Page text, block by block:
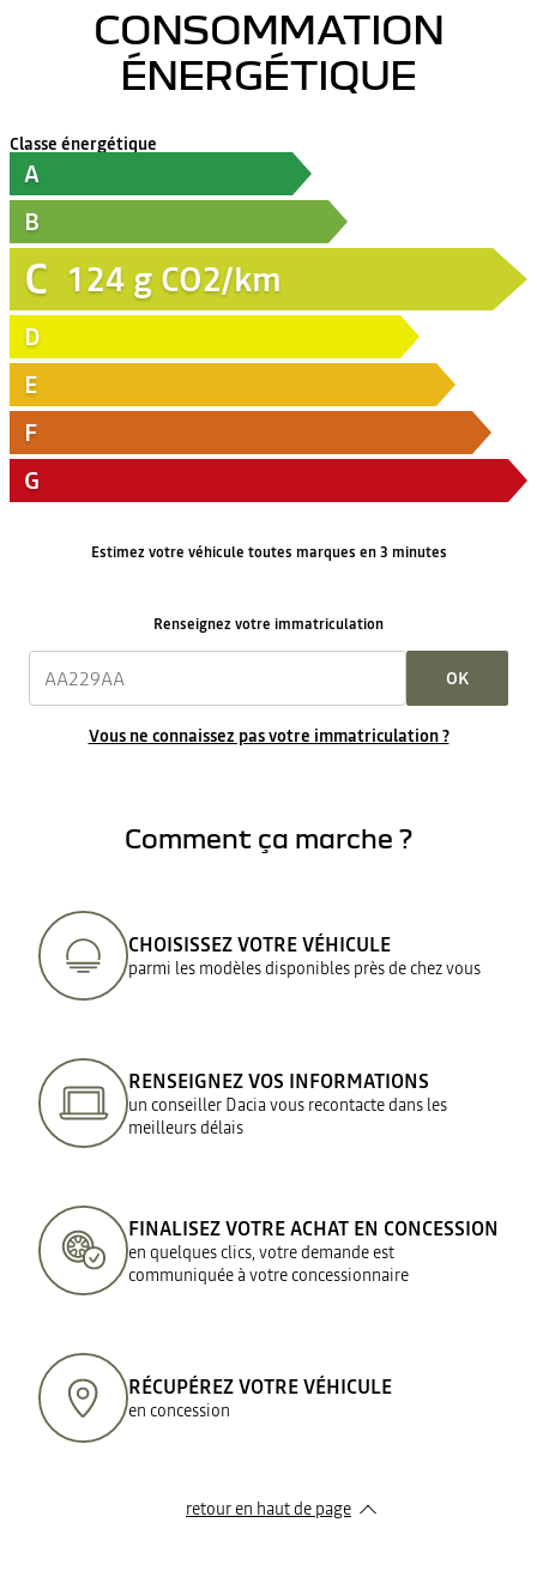
CONSOMMATION
ÉNERGÉTIQUE
Classe énergétique
A
B
C 124 g CO2/km
D
E
F
G
Estimez votre véhicule toutes marques en 3 minutes
Renseignez votre immatriculation
OK
Vous ne connaissez pas votre immatriculation ?
Comment ça marche ?
CHOISISSEZ VOTRE VÉHICULE
parmi les modèles disponibles près de chez vous
RENSEIGNEZ VOS INFORMATIONS
un conseiller Dacia vous recontacte dans les
meilleurs délais
FINALISEZ VOTRE ACHAT EN CONCESSION
en quelques clics, votre demande est
communiquée à votre concessionnaire
RÉCUPÉREZ VOTRE VÉHICULE
en concession
retour en haut de page​